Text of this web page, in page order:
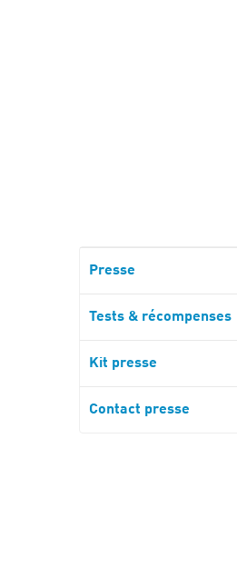
Presse
Tests & récompenses
Kit presse
Contact presse